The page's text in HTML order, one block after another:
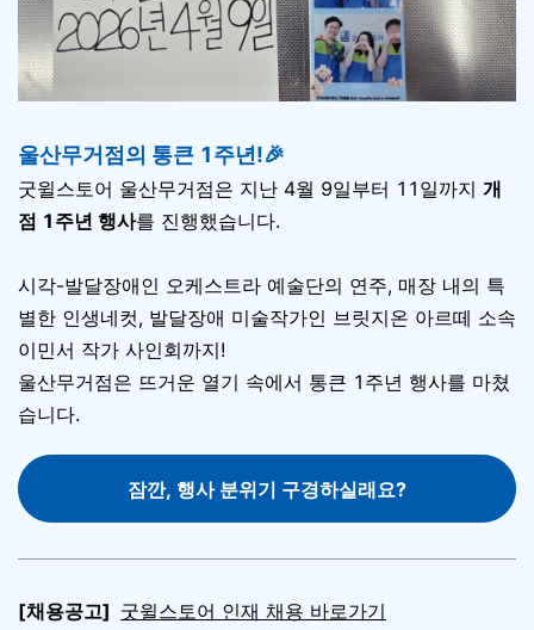
울산무거점의 통큰 1주년!🎉
굿윌스토어 울산무거점은 지난 4월 9일부터 11일까지 개
점 1주년 행사를 진행했습니다.
시각-발달장애인 오케스트라 예술단의 연주, 매장 내의 특
별한 인생네컷, 발달장애 미술작가인 브릿지온 아르떼 소속
이민서 작가 사인회까지!
울산무거점은 뜨거운 열기 속에서 통큰 1주년 행사를 마쳤
습니다.
잠깐, 행사 분위기 구경하실래요?
[채용공고] 굿윌스토어 인재 채용 바로가기